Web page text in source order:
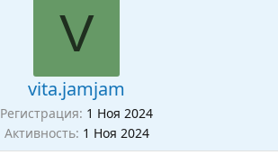
V
vita.jamjam
Регистрация 1 Ноя 2024
Активность 1 Ноя 2024